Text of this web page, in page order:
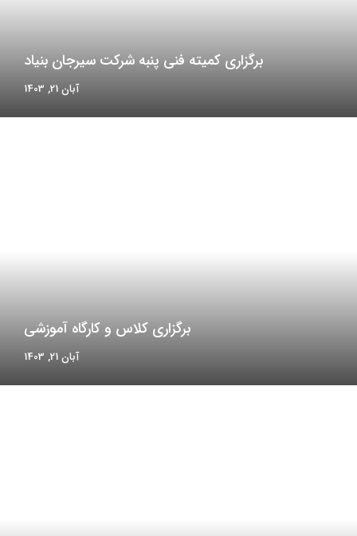
برگزاری کمیته فنی پنبه شرکت سیرجان بنیاد
آبان 21, 1403
برگزاری کلاس و کارگاه آموزشی
آبان 21, 1403